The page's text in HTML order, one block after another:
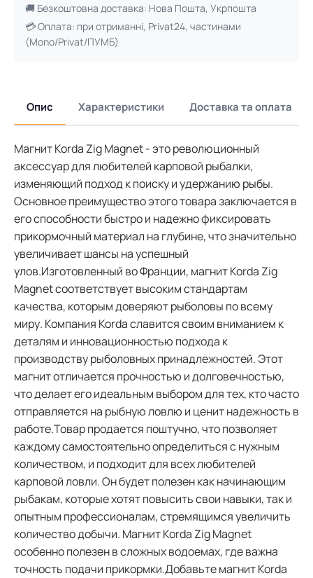
🚚 Безкоштовна доставка: Нова Пошта, Укрпошта
💳 Оплата: при отриманні, Privat24, частинами
(Mono/Privat/ПУМБ)
Опис Характеристики Доставка та оплата
Магнит Korda Zig Magnet - это революционный
аксессуар для любителей карповой рыбалки,
изменяющий подход к поиску и удержанию рыбы.
Основное преимущество этого товара заключается в
его способности быстро и надежно фиксировать
прикормочный материал на глубине, что значительно
увеличивает шансы на успешный
улов.Изготовленный во Франции, магнит Korda Zig
Magnet соответствует высоким стандартам
качества, которым доверяют рыболовы по всему
миру. Компания Korda славится своим вниманием к
деталям и инновационностью подхода к
производству рыболовных принадлежностей. Этот
магнит отличается прочностью и долговечностью,
что делает его идеальным выбором для тех, кто часто
отправляется на рыбную ловлю и ценит надежность в
работе.Товар продается поштучно, что позволяет
каждому самостоятельно определиться с нужным
количеством, и подходит для всех любителей
карповой ловли. Он будет полезен как начинающим
рыбакам, которые хотят повысить свои навыки, так и
опытным профессионалам, стремящимся увеличить
количество добычи. Магнит Korda Zig Magnet
особенно полезен в сложных водоемах, где важна
точность подачи прикормки.Добавьте магнит Korda